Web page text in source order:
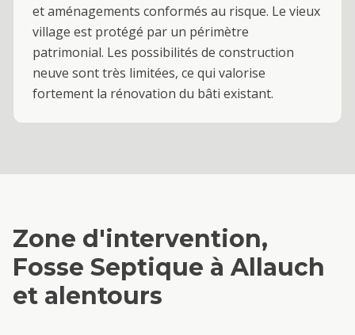
et aménagements conformés au risque. Le vieux
village est protégé par un périmètre
patrimonial. Les possibilités de construction
neuve sont très limitées, ce qui valorise
fortement la rénovation du bâti existant.
Zone d'intervention,
Fosse Septique à Allauch
et alentours